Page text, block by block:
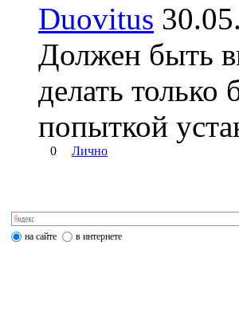
Duovitus
Должен быть
делать
попыткой
0 Лично
на сайте в интернете